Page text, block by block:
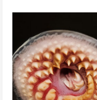
l’inverno:
ecco
i
consigli
da
non
dimenticare